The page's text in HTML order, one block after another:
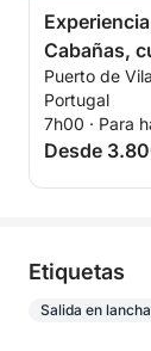
Cabañas,
Puerto de
Portugal
7h00 · Para
Desde
Etiquetas
Salida en